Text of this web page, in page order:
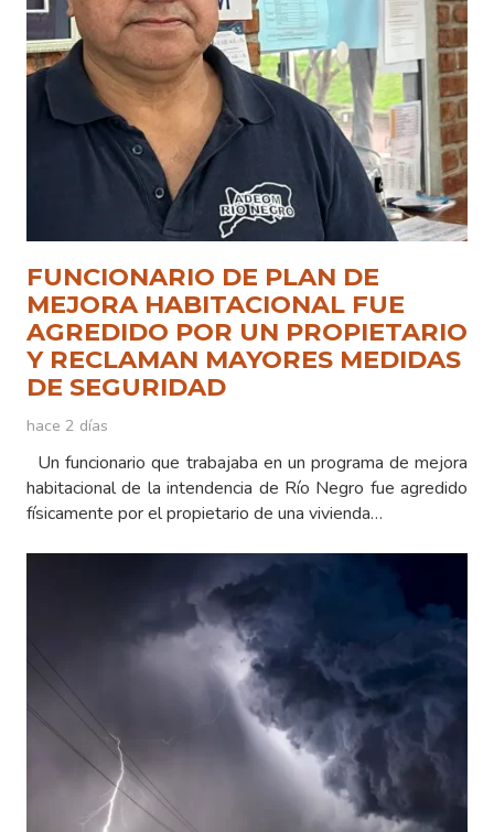
FUNCIONARIO DE PLAN DE
MEJORA HABITACIONAL FUE
AGREDIDO POR UN PROPIETARIO
Y RECLAMAN MAYORES MEDIDAS
DE SEGURIDAD
hace 2 días
Un funcionario que trabajaba en un programa de mejora
habitacional de la intendencia de Río Negro fue agredido
físicamente por el propietario de una vivienda…